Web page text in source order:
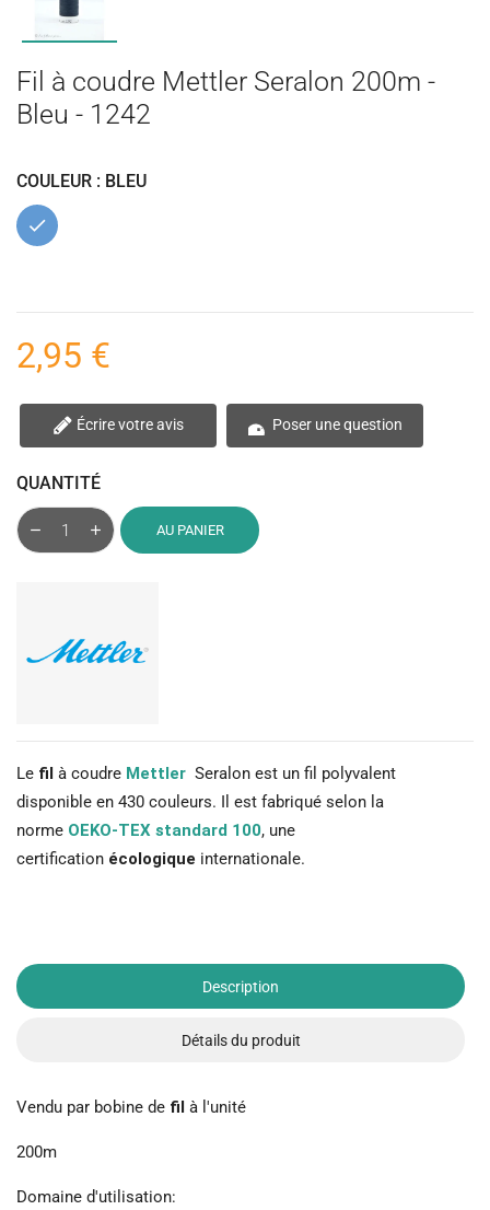
Fil à coudre Mettler Seralon 200m -
Bleu - 1242
COULEUR : BLEU
Bleu
2,95 €
Écrire votre avis Poser une question
QUANTITÉ
AU PANIER
Le fil à coudre Mettler Seralon est un fil polyvalent
disponible en 430 couleurs. Il est fabriqué selon la
norme OEKO-TEX standard 100, une
certification écologique internationale.
Description
Détails du produit
Vendu par bobine de fil à l'unité
200m
Domaine d'utilisation: